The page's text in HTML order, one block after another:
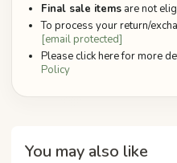
Final sale items are not
To process your return/
[email protected]
Please click here for more
Policy
You may also like